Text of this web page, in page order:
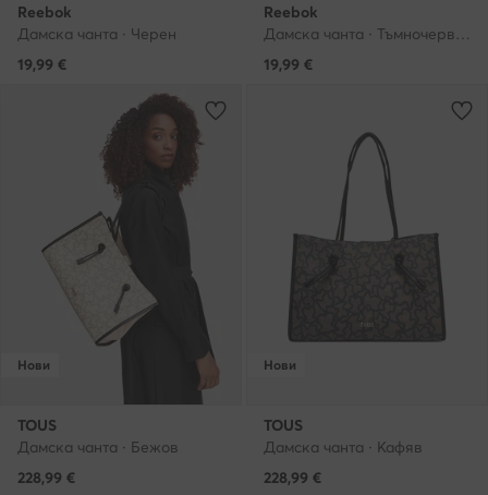
Reebok
Дамска чанта · Черен
19,99 €
Reebok
Дамска чанта · Тъмночервен
19,99 €
Нови
TOUS
Дамска чанта · Бежов
228,99 €
Нови
TOUS
Дамска чанта · Кафяв
228,99 €